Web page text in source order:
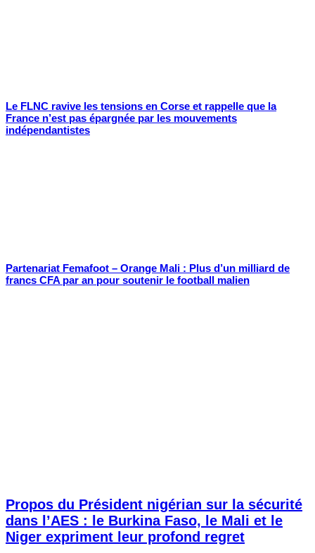
Le FLNC ravive les tensions en Corse et rappelle que la
France n’est pas épargnée par les mouvements
indépendantistes
Partenariat Femafoot – Orange Mali : Plus d’un milliard de
francs CFA par an pour soutenir le football malien
Propos du Président nigérian sur la sécurité
dans l’AES : le Burkina Faso, le Mali et le
Niger expriment leur profond regret